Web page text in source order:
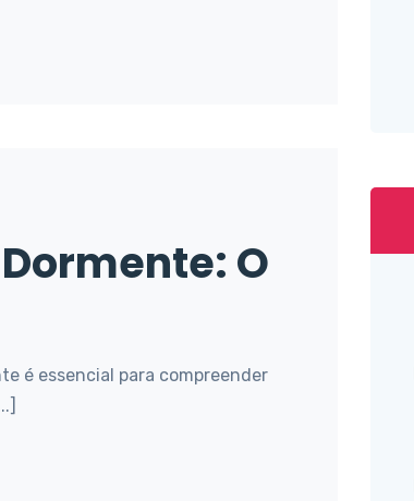
O
é essencial para compreender